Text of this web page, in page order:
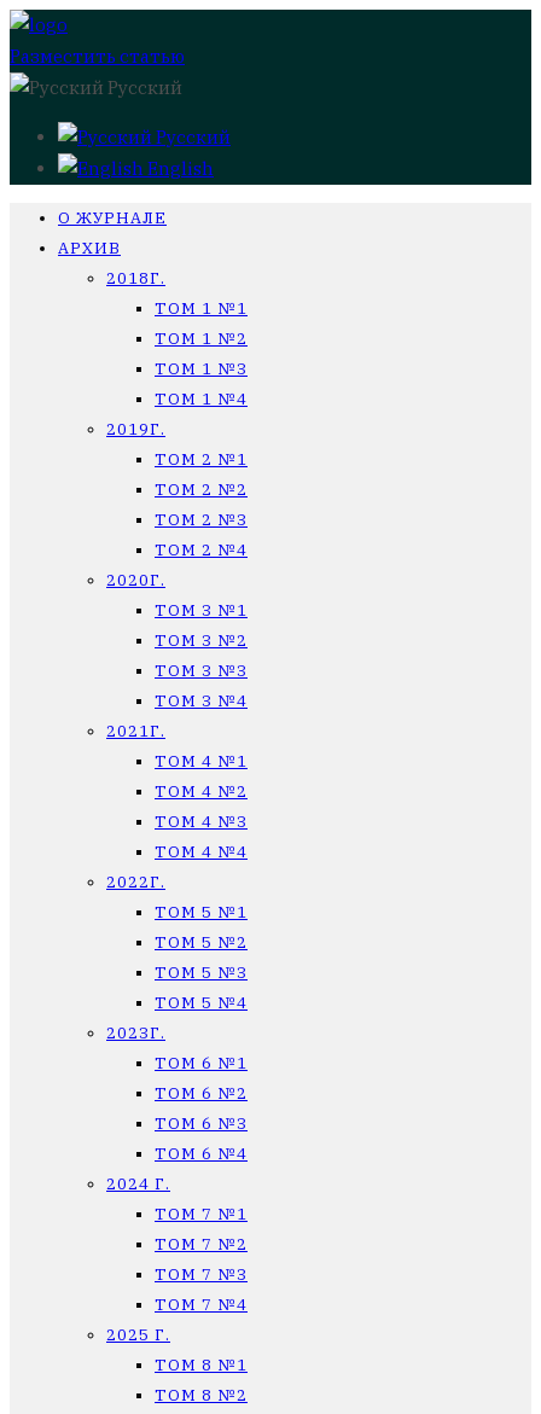
Разместить статью
Русский
Русский
English
О ЖУРНАЛЕ
АРХИВ
2018Г.
ТОМ 1 №1
ТОМ 1 №2
ТОМ 1 №3
ТОМ 1 №4
2019Г.
ТОМ 2 №1
ТОМ 2 №2
ТОМ 2 №3
ТОМ 2 №4
2020Г.
ТОМ 3 №1
ТОМ 3 №2
ТОМ 3 №3
ТОМ 3 №4
2021Г.
ТОМ 4 №1
ТОМ 4 №2
ТОМ 4 №3
ТОМ 4 №4
2022Г.
ТОМ 5 №1
ТОМ 5 №2
ТОМ 5 №3
ТОМ 5 №4
2023Г.
ТОМ 6 №1
ТОМ 6 №2
ТОМ 6 №3
ТОМ 6 №4
2024 Г.
ТОМ 7 №1
ТОМ 7 №2
ТОМ 7 №3
ТОМ 7 №4
2025 Г.
ТОМ 8 №1
ТОМ 8 №2